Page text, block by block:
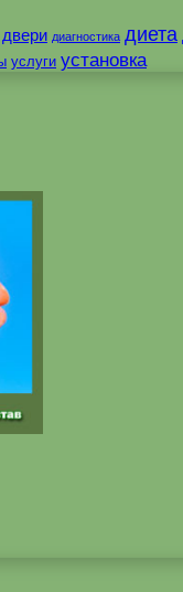
двери диагностика диета
услуги установка